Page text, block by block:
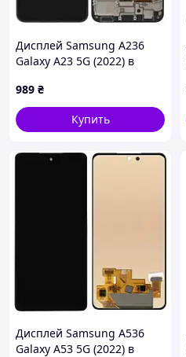
Дисплей Samsung A236
Galaxy A23 5G (2022) в
black service pack
989 ₴
Купить
Дисплей Samsung A536
Galaxy A53 5G (2022) в